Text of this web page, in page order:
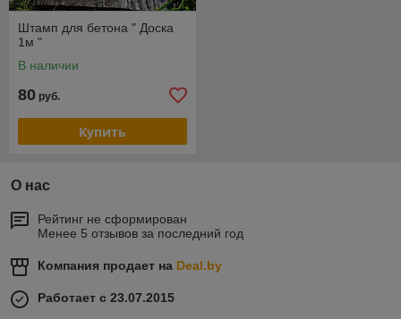
Штамп для бетона " Доска
1м "
В наличии
80 руб.
Купить
О нас
Рейтинг не сформирован
Менее 5 отзывов за последний год
Компания продает на Deal.by
Работает с 23.07.2015